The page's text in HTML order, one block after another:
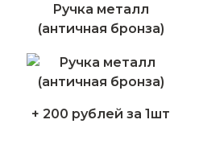
Ручка металл
(античная бронза)
+ 200 рублей за 1шт